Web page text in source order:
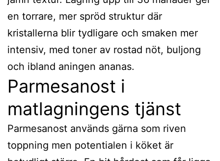
en torrare, mer spröd struktur där
kristallerna blir tydligare och smaken mer
intensiv, med toner av rostad nöt, buljong
och ibland aningen ananas.
Parmesanost i
matlagningens tjänst
Parmesanost används gärna som riven
toppning men potentialen i köket är